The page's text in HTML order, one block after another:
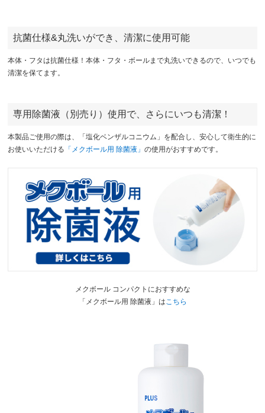
抗菌仕様&丸洗いができ、清潔に使用可能
本体・フタは抗菌仕様！本体・フタ・ボールまで丸洗いできるので、いつでも
清潔を保てます。
専用除菌液（別売り）使用で、さらにいつも清潔！
本製品ご使用の際は、「塩化ベンザルコニウム」を配合し、安心して衛生的に
お使いいただける 「メクボール用 除菌液」の使用がおすすめです。
メクボール コンパクトにおすすめな
「メクボール用 除菌液」はこちら